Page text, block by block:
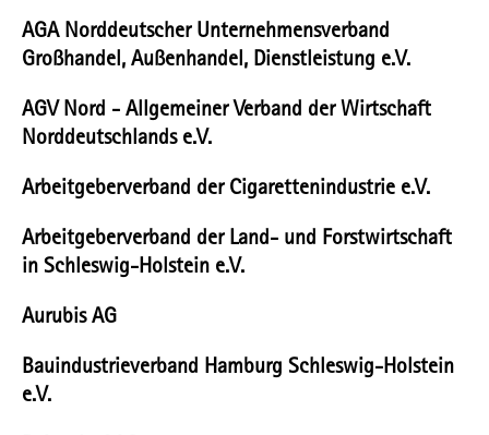
AGA Norddeutscher Unternehmensverband
Großhandel, Außenhandel, Dienstleistung e.V.
AGV Nord - Allgemeiner Verband der Wirtschaft
Norddeutschlands e.V.
Arbeitgeberverband der Cigarettenindustrie e.V.
Arbeitgeberverband der Land- und Forstwirtschaft
in Schleswig-Holstein e.V.
Aurubis AG
Bauindustrieverband Hamburg Schleswig-Holstein
e.V.